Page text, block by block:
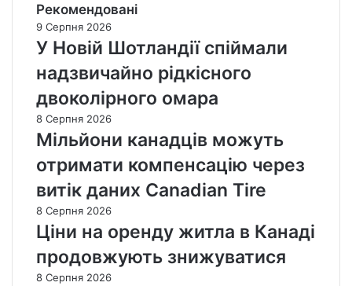
Рекомендовані
9 Серпня 2026
У Новій Шотландії спіймали
надзвичайно рідкісного
двоколірного омара
8 Серпня 2026
Мільйони канадців можуть
отримати компенсацію через
витік даних Canadian Tire
8 Серпня 2026
Ціни на оренду житла в Канаді
продовжують знижуватися
8 Серпня 2026